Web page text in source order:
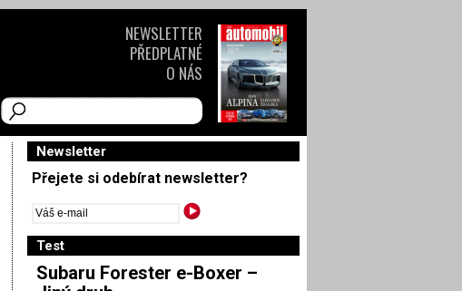
Newsletter
Přejete si odebírat newsletter?
Test
Subaru Forester e-Boxer –
NEWSLETTER
PŘEDPLATNÉ
O NÁS